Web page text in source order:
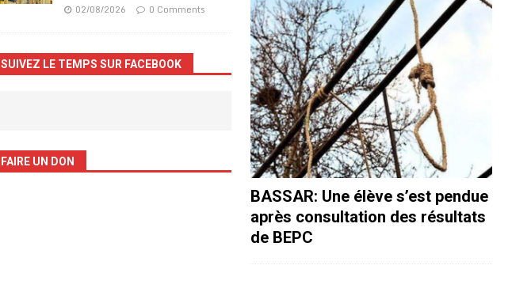
02/08/2026 0 Comments
SUIVEZ LE TEMPS SUR FACEBOOK
FAIRE UN DON
BASSAR: Une élève s’est pendue
après consultation des résultats
de BEPC